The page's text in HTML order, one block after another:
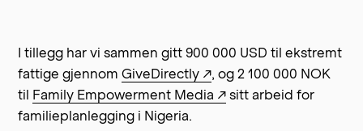
I tillegg har vi sammen gitt 900 000 USD til ekstremt
fattige gjennomGiveDirectly ↗, og 2 100 000 NOK
til Family Empowerment Media ↗ sitt arbeid for
familieplanlegging i Nigeria.